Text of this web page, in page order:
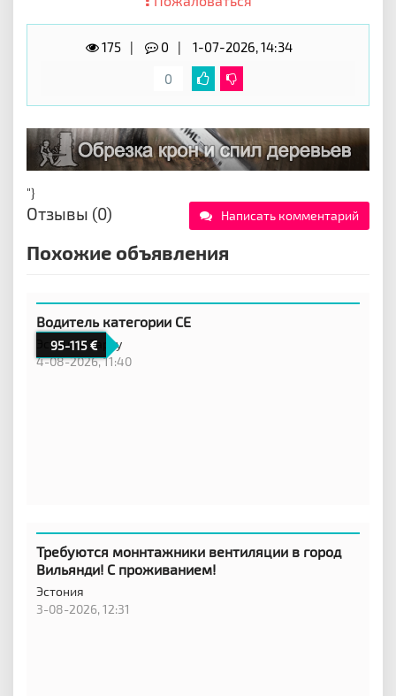
175 0
1-07-2026, 14:34
0
"}
Отзывы (0) Написать комментарий
Похожие объявления
95-115
Водитель категории CE
Эстония,Тарту
4-08-2026, 11:40
Требуются моннтажники вентиляции в город
Вильянди! С проживанием!
Эстония
3-08-2026, 12:31